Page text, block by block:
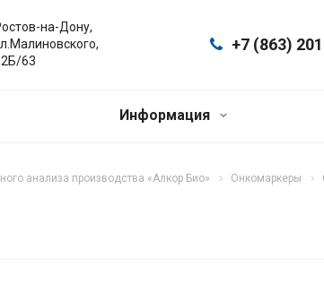
+7 (863)
на-Дону,
63
Информация
анализа производства «Алкор Био» Онкомаркеры